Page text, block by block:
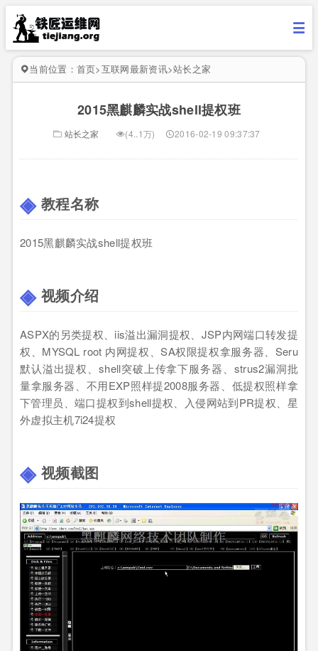
当前位置： 首页>互联网最新资讯>站长之家
2015黑麒麟实战shell提权班
站长之家 (4..1万) 2016-02-19 09:37:37
教程名称
2015黑麒麟实战shell提权班
视频介绍
ASPX的另类提权、iis溢出漏洞提权、JSP内网端口转发提
权、MYSQL root 内网提权、SA权限提权拿服务器、Seru
默认溢出提权、shell突破上传拿下服务器、strus2漏洞批
量拿服务器、不用EXP照样提2008服务器、低提权照样拿
下管理员、端口提权到shell提权、入侵网站到PR提权、星
外虚拟主机7i24提权
视频截图